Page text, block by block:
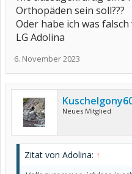
Orthopäden sein soll???
Oder habe ich was falsch
LG Adolina
6. November 2023
Neues Mitglied
Zitat von Adolina: ↑